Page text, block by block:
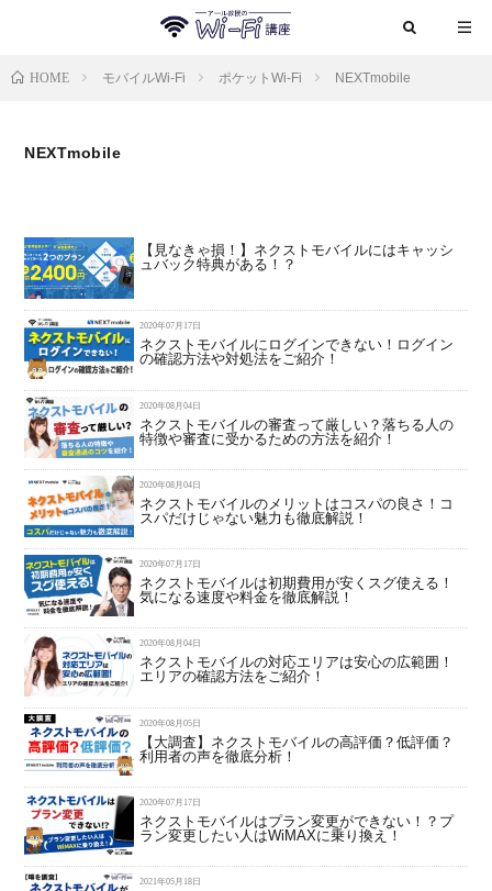
HOME モバイルWi-Fi ポケットWi-Fi NEXTmobile
NEXTmobile
【見なきゃ損！】ネクストモバイルにはキャッシ
ュバック特典がある！？
2020年07月17日
ネクストモバイルにログインできない！ログイン
の確認方法や対処法をご紹介！
2020年08月04日
ネクストモバイルの審査って厳しい？落ちる人の
特徴や審査に受かるための方法を紹介！
2020年08月04日
ネクストモバイルのメリットはコスパの良さ！コ
スパだけじゃない魅力も徹底解説！
2020年07月17日
ネクストモバイルは初期費用が安くスグ使える！
気になる速度や料金を徹底解説！
2020年08月04日
ネクストモバイルの対応エリアは安心の広範囲！
エリアの確認方法をご紹介！
2020年08月05日
【大調査】ネクストモバイルの高評価？低評価？
利用者の声を徹底分析！
2020年07月17日
ネクストモバイルはプラン変更ができない！？プ
ラン変更したい人はWiMAXに乗り換え！
2021年05月18日